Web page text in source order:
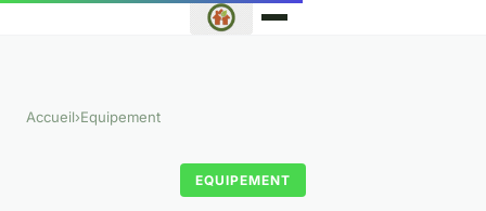
Accueil›Equipement
EQUIPEMENT